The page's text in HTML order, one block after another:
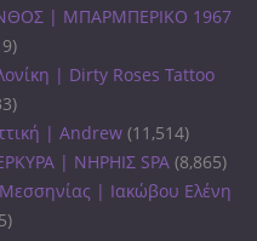
| ΜΠΑΡΜΠΕΡΙΚΟ 1967
| Dirty Roses Tattoo
| Andrew (11,514)
| ΝΗΡΗΙΣ SPA (8,865)
| Ιακώβου Ελένη